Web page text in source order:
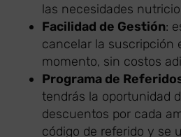
las necesidades
Facilidad de Gestión:
cancelar la suscripción
momento, sin costos
Programa de
tendrás la oportunidad
descuentos por cada
código de referido y se